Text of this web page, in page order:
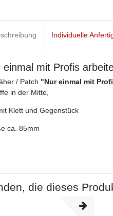
Individuelle
einmal mit Profis
/ Patch "Nur einmal mit
in der Mitte,
Klett und Gegenstück
ca. 85mm
die dieses